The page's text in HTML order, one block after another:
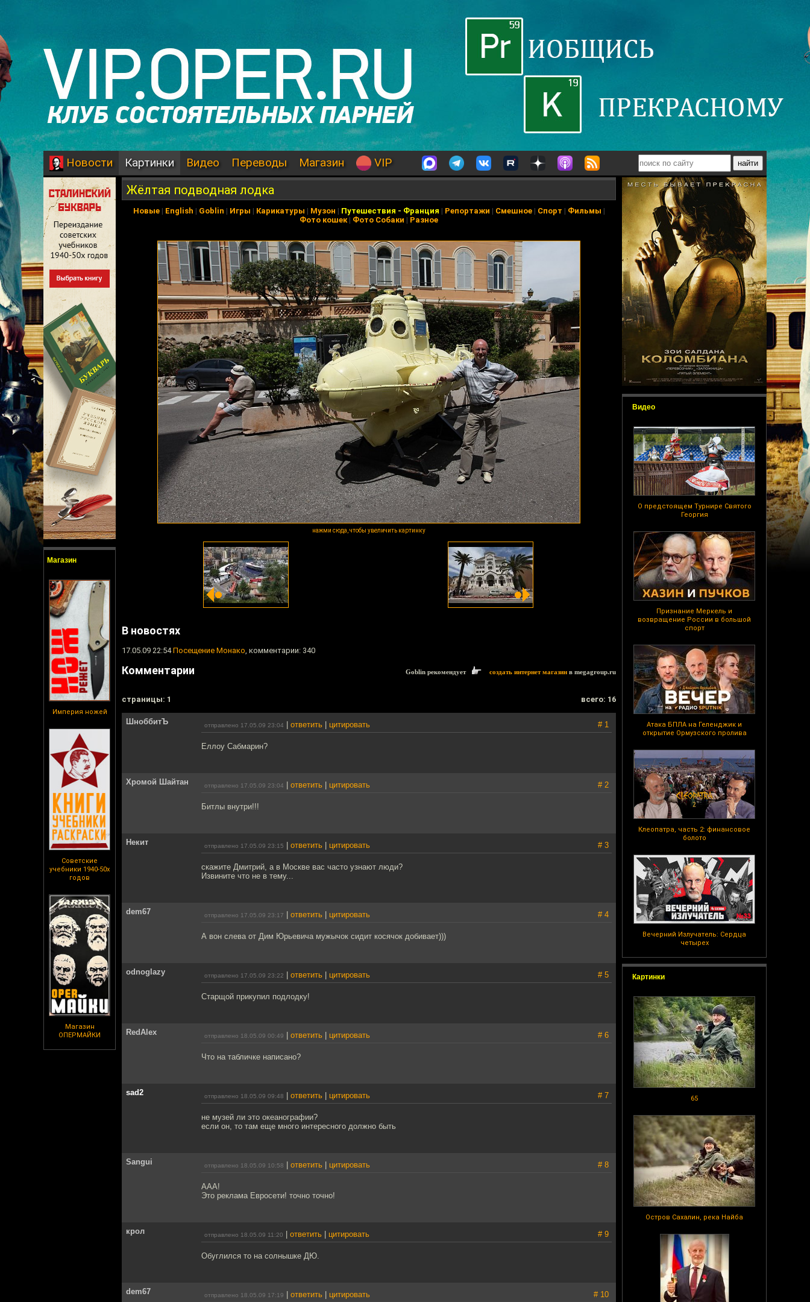
Новости Картинки Видео Переводы Магазин VIP
Магазин
Империя ножей
Советские
учебники 1940-50х
годов
Магазин
ОПЕРМАЙКИ
Видео
О предстоящем Турнире Святого
Георгия
Признание Меркель и
возвращение России в большой
спорт
Атака БПЛА на Геленджик и
открытие Ормузского пролива
Клеопатра, часть 2: финансовое
болото
Вечерний Излучатель: Сердца
четырех
Картинки
65
Остров Сахалин, река Найба
Жёлтая подводная лодка
Новые| English | Goblin | Игры | Карикатуры | Музон | Путешествия - Франция | Репортажи | Смешное| Спорт | Фильмы |
Фото кошек| Фото Собаки | Разное
нажми сюда, чтобы увеличить картинку
В новостях
17.05.09 22:54Посещение Монако, комментарии: 340
Комментарии Goblin рекомендует создать интернет магазин в megagroup.ru
cтраницы: 1 всего: 16
ШноббитЪ отправлено 17.05.09 23:04 ответить цитировать # 1
Еллоу Сабмарин?
Хромой Шайтан отправлено 17.05.09 23:04 ответить цитировать # 2
Битлы внутри!!!
Некит отправлено 17.05.09 23:15 ответить цитировать # 3
скажите Дмитрий, а в Москве вас часто узнают люди?
Извините что не в тему...
dem67 отправлено 17.05.09 23:17 ответить цитировать # 4
А вон слева от Дим Юрьевича мужычок сидит косячок добивает)))
odnoglazy отправлено 17.05.09 23:22 ответить цитировать # 5
Старщой прикупил подлодку!
RedAlex отправлено 18.05.09 00:49 ответить цитировать # 6
Что на табличке написано?
sad2 отправлено 18.05.09 09:48 ответить цитировать # 7
не музей ли это океанографии?
если он, то там еще много интересного должно быть
Sangui отправлено 18.05.09 10:58 ответить цитировать # 8
ААА!
Это реклама Евросети! точно точно!
крол отправлено 18.05.09 11:20 ответить цитировать # 9
Обуглился то на солнышке ДЮ.
dem67 отправлено 18.05.09 17:19 ответить цитировать # 10